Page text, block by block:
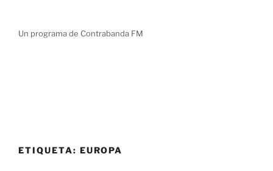
contingut
Un programa de Contrabanda FM
ETIQUETA: EUROPA